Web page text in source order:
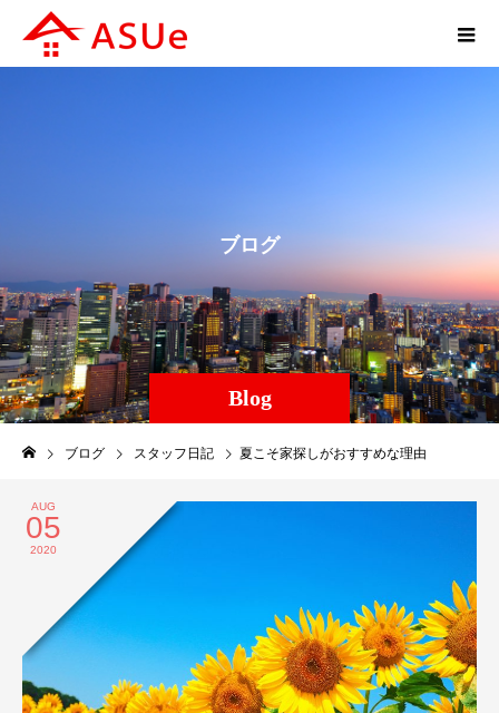
Blog
ブログ
ブログ スタッフ日記 夏こそ家探しがおすすめな理由
AUG
05
2020